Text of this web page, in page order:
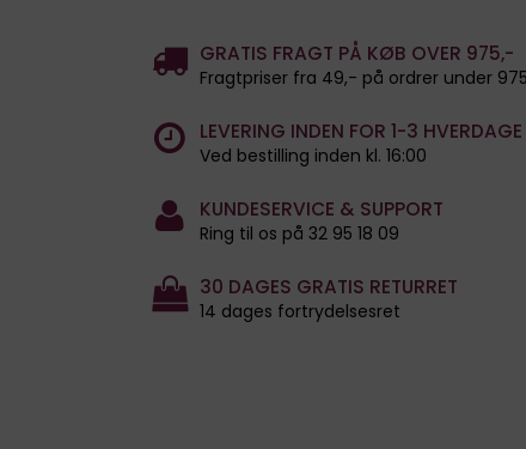
GRATIS FRAGT PÅ KØB OVER 975,-
Fragtpriser fra 49,- på ordrer under
LEVERING INDEN FOR 1-3 HVERDAGE
Ved bestilling inden kl. 16:00
KUNDESERVICE & SUPPORT
Ring til os på 32 95 18 09
30 DAGES GRATIS RETURRET
14 dages fortrydelsesret